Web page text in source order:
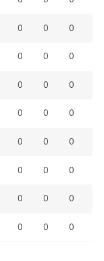
0 0 0
0 0 0
0 0 0
0 0 0
0 0 0
0 0 0
0 0 0
0 0 0